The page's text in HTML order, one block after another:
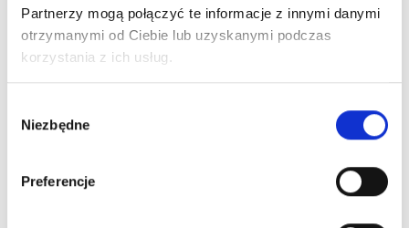
Partnerzy mogą połączyć te informacje z innymi danymi
otrzymanymi od Ciebie lub uzyskanymi podczas
korzystania z ich usług.
zgody
Niezbędne
Preferencje